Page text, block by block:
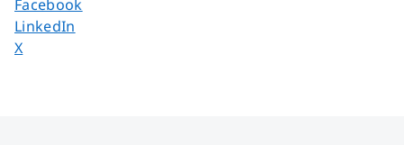
Facebook
Dela sidan på
LinkedIn
Dela sidan på
X